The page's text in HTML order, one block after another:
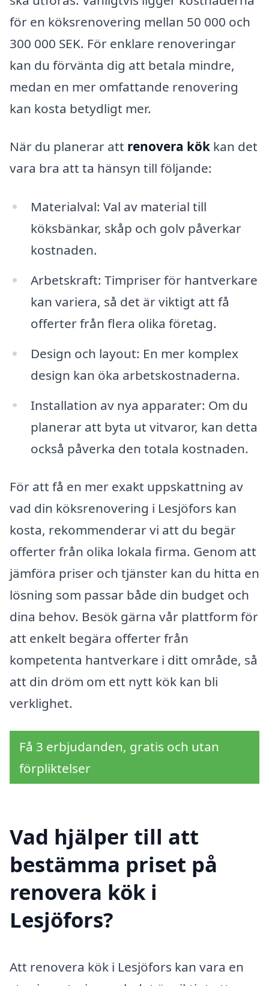
för en köksrenovering mellan 50 000 och
300 000 SEK. För enklare renoveringar
kan du förvänta dig att betala mindre,
medan en mer omfattande renovering
kan kosta betydligt mer.
När du planerar att renovera kök kan det
vara bra att ta hänsyn till följande:
Materialval: Val av material till
köksbänkar, skåp och golv påverkar
kostnaden.
Arbetskraft: Timpriser för hantverkare
kan variera, så det är viktigt att få
offerter från flera olika företag.
Design och layout: En mer komplex
design kan öka arbetskostnaderna.
Installation av nya apparater: Om du
planerar att byta ut vitvaror, kan detta
också påverka den totala kostnaden.
För att få en mer exakt uppskattning av
vad din köksrenovering i Lesjöfors kan
kosta, rekommenderar vi att du begär
offerter från olika lokala firma. Genom att
jämföra priser och tjänster kan du hitta en
lösning som passar både din budget och
dina behov. Besök gärna vår plattform för
att enkelt begära offerter från
kompetenta hantverkare i ditt område, så
att din dröm om ett nytt kök kan bli
verklighet.
Få 3 erbjudanden, gratis och utan
förpliktelser
Vad hjälper till att
bestämma priset på
renovera kök i
Lesjöfors?
Att renovera kök i Lesjöfors kan vara en